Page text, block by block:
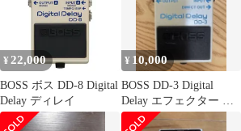
¥ 22,000
BOSS ボス DD-8 Digital
Delay ディレイ
¥ 10,000
BOSS DD-3 Digital
Delay エフェクター 本
体